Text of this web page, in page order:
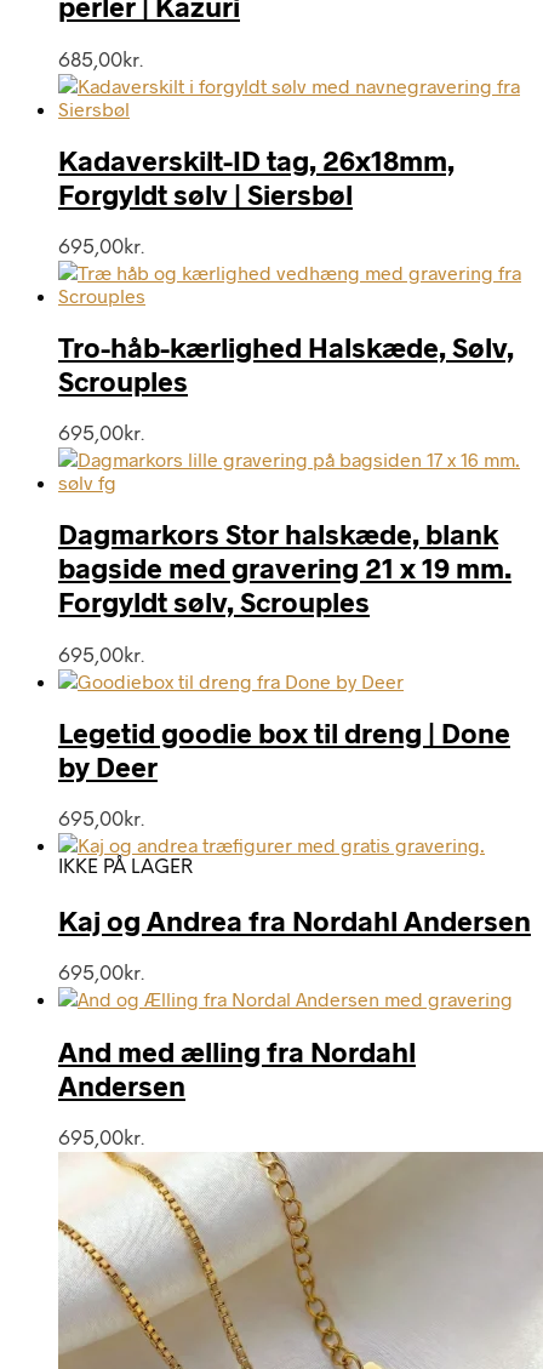
685,00kr.
Kadaverskilt-ID tag, 26x18mm,
Forgyldt sølv | Siersbøl
695,00kr.
Tro-håb-kærlighed Halskæde, Sølv,
Scrouples
695,00kr.
Dagmarkors Stor halskæde, blank
bagside med gravering 21 x 19 mm.
Forgyldt sølv, Scrouples
695,00kr.
Legetid goodie box til dreng | Done
by Deer
695,00kr.
IKKE PÅ LAGER
Kaj og Andrea fra Nordahl Andersen
695,00kr.
And med ælling fra Nordahl
Andersen
695,00kr.